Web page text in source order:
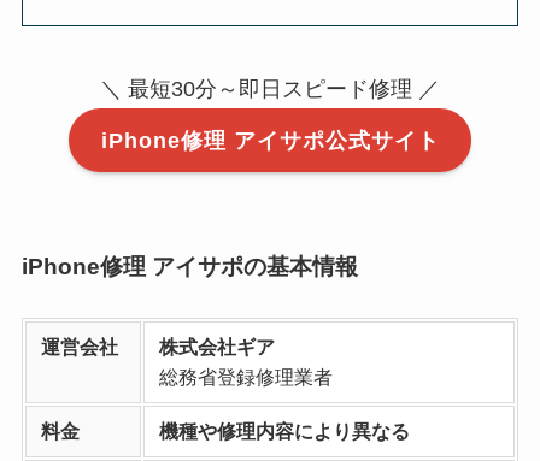
＼ 最短30分～即日スピード修理 ／
iPhone修理 アイサポ公式サイト
iPhone修理 アイサポの基本情報
運営会社
株式会社ギア
総務省登録修理業者
料金 機種や修理内容により異なる